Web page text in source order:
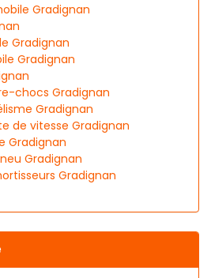
Gradignan
Gradignan
Gradignan
chocs Gradignan
Gradignan
de vitesse Gradignan
Gradignan
Gradignan
Gradignan